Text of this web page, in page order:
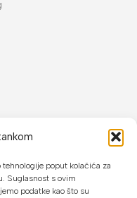
poput kolačića za
Suglasnost s ovim
podatke kao što su